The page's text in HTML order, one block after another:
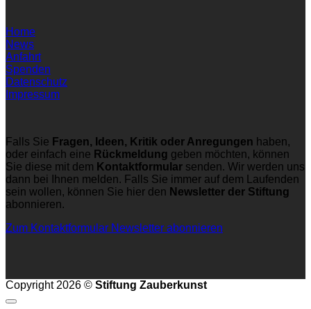
Home
News
Anfahrt
Spenden
Datenschutz
Impressum
Falls Sie Fragen, Ideen, Kritik oder Anregungen haben,
oder einfach eine Rückmeldung geben möchten, können
Sie diese mit dem Kontaktformular senden. Wir werden uns
dann bei Ihnen melden. Falls Sie immer auf dem Laufenden
sein wollen, können Sie hier den Newsletter der Stiftung
abonnieren.
Zum Kontaktformular Newsletter abonnieren
Copyright 2026 © Stiftung Zauberkunst